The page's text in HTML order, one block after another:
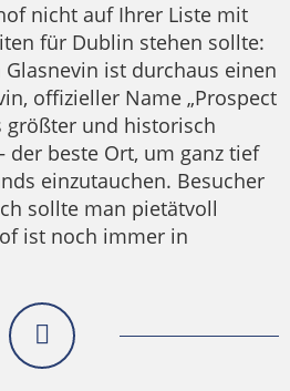
nicht auf Ihrer Liste mit
für Dublin stehen sollte:
ist durchaus einen
offizieller Name „Prospect
größter und historisch
der beste Ort, um ganz tief
einzutauchen. Besucher
sollte man pietätvoll
ist noch immer in